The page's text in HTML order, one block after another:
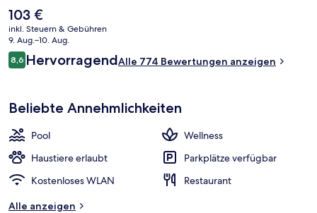
Terrasse. Andere Reisende lieben das hilfsbereite Personal.
Der
aktuelle
Preis
beträgt
103 €.
103 €
inkl. Steuern & Gebühren
9. Aug.–10. Aug.
Bewertungen
8,68,6 von 10.
HervorragendAlle 774 Bewertungen anzeigen
Beliebte Annehmlichkeiten
Pool
Wellness
Haustiere erlaubt
Parkplätze verfügbar
Kostenloses WLAN
Restaurant
Alle anzeigen